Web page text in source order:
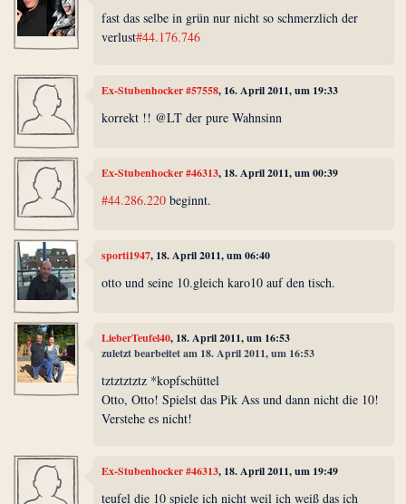
fast das selbe in grün nur nicht so schmerzlich der
verlust#44.176.746
Ex-Stubenhocker #57558, 16. April 2011, um 19:33
korrekt !! @LT der pure Wahnsinn
Ex-Stubenhocker #46313, 18. April 2011, um 00:39
#44.286.220 beginnt.
sporti1947, 18. April 2011, um 06:40
otto und seine 10.gleich karo10 auf den tisch.
LieberTeufel40, 18. April 2011, um 16:53
zuletzt bearbeitet am 18. April 2011, um 16:53
tztztztztz *kopfschüttel
Otto, Otto! Spielst das Pik Ass und dann nicht die 10!
Verstehe es nicht!
Ex-Stubenhocker #46313, 18. April 2011, um 19:49
teufel die 10 spiele ich nicht weil ich weiß das ich